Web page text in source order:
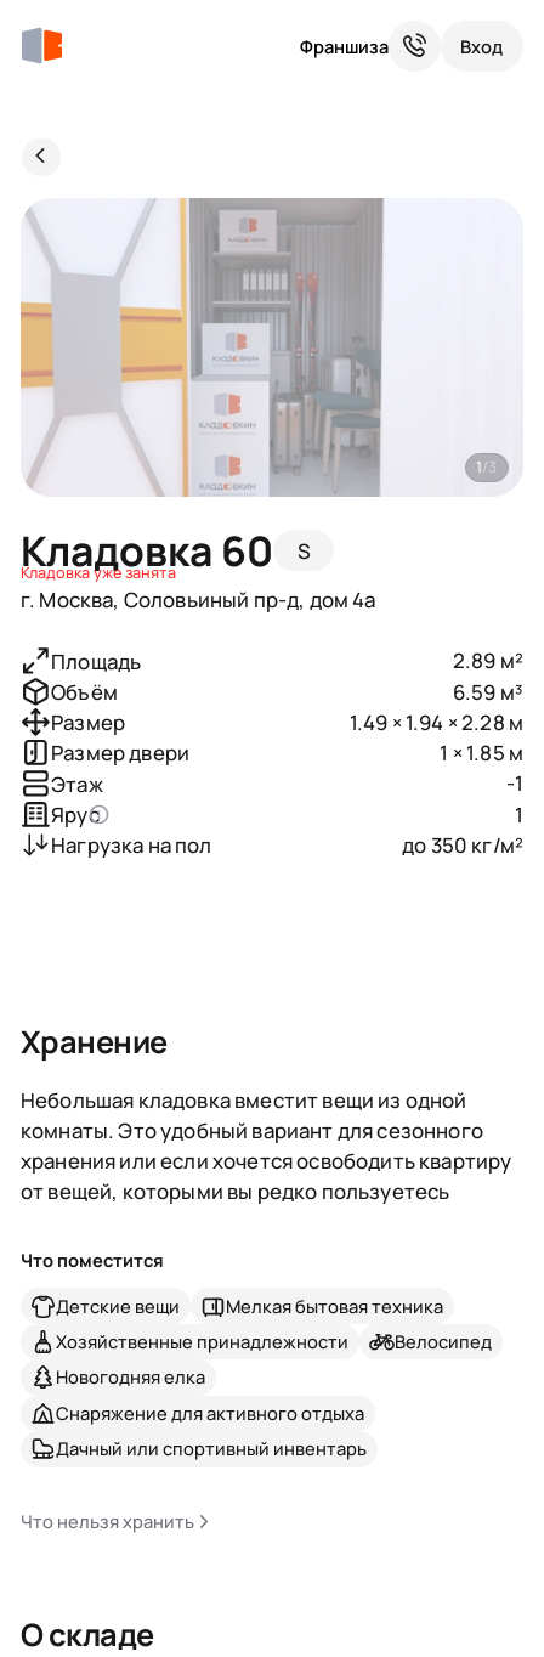
Франшиза Вход
Кладовка 60 S
Кладовка уже занята
г. Москва, Соловьиный пр-д, дом 4а
1/3
Площадь
2.89 м²
Объём
6.59 м³
Размер
1.49 × 1.94 × 2.28 м
Размер двери
1 × 1.85 м
Этаж
-1
Ярус
1
Нагрузка на пол
до 350 кг/м²
Хранение
Небольшая кладовка вместит вещи из одной
комнаты. Это удобный вариант для сезонного
хранения или если хочется освободить квартиру
от вещей, которыми вы редко пользуетесь
Что поместится
Детские вещи
Мелкая бытовая техника
Хозяйственные принадлежности
Велосипед
Новогодняя елка
Снаряжение для активного отдыха
Дачный или спортивный инвентарь
Что нельзя хранить
О складе